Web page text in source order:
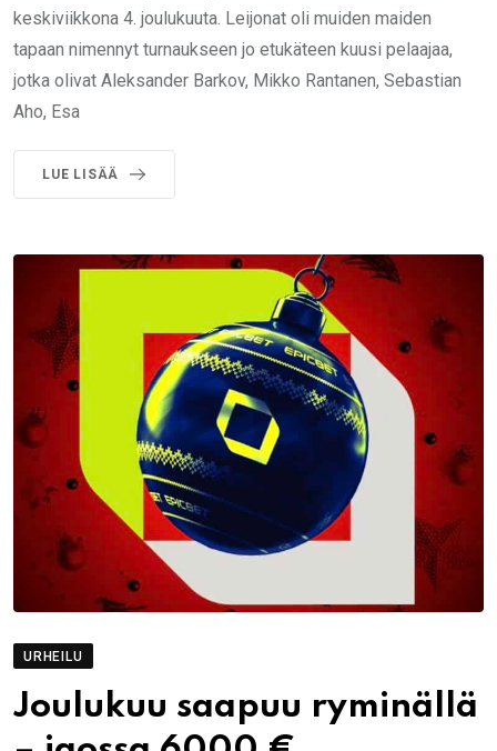
keskiviikkona 4. joulukuuta. Leijonat oli muiden maiden
tapaan nimennyt turnaukseen jo etukäteen kuusi pelaajaa,
jotka olivat Aleksander Barkov, Mikko Rantanen, Sebastian
Aho, Esa
LUE LISÄÄ
URHEILU
Joulukuu saapuu ryminällä